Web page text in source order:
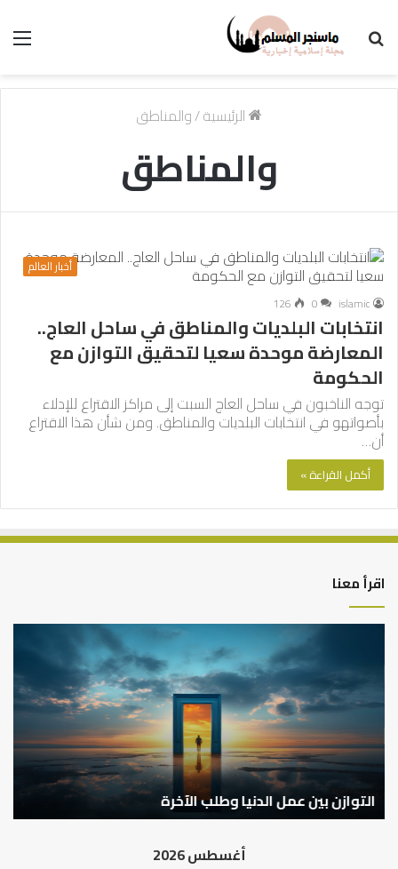
الرئيسية/والمناطق
والمناطق
أخبار العالم
islamic
0
126
انتخابات البلديات والمناطق في ساحل العاج..
المعارضة موحدة سعيا لتحقيق التوازن مع
الحكومة
توجه الناخبون في ساحل العاج السبت إلى مراكز الاقتراع للإدلاء
بأصواتهو في انتخابات البلديات والمناطق. ومن شأن هذا الاقتراع
أن…
أكمل القراءة »
اقرأ معنا
التوازن
عمل
الدنيا
وطلب
الآخرة
التوازن بين عمل الدنيا وطلب الآخرة
أغسطس 2026